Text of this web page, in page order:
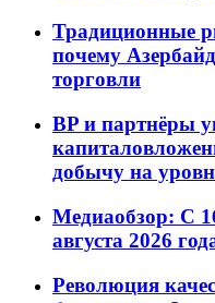
Традиционные
почему
торговли
BP и партнёры
добычу на
Медиаобзор: С
августа 2026
Революция